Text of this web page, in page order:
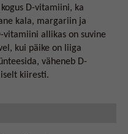
D-vitamiini, ka
kala, margariin ja
vitamiini allikas on suvine
kui päike on liiga
väheneb D-
kiiresti.